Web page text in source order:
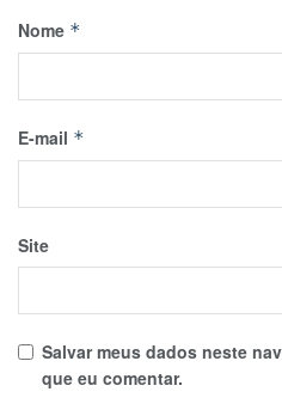
Nome *
E-mail *
Site
Salvar meus dados neste
que eu comentar.